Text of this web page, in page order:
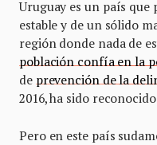
Uruguay es un país que
estable y de un sólido
región donde nada de
población confía en la
de prevención de la
2016, ha sido
Pero en este país